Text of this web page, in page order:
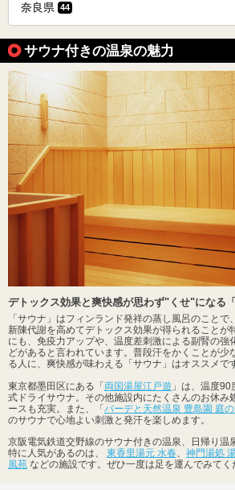
奈良県 44
サウナ付きの温泉の魅力
デトックス効果と爽快感が思わず"くせ"になる「
「サウナ」はフィンランド発祥の蒸し風呂のことで
新陳代謝を高めてデトックス効果が得られることが
にも、免疫力アップや、温度差刺激による副腎の強
どがあると言われています。普段汗をかくことが少
る人に、爽快感が味わえる「サウナ」はオススメで
東京都墨田区にある「両国湯屋江戸遊 」は、温度
式ドライサウナ。その他施設内にたくさんのお休み
ースも充実。また、「バーデと天然温泉 豊島園 庭
のサウナで心地よい刺激と発汗を楽しめます。
京阪電気鉄道交野線のサウナ付きの温泉、日帰り温
特に人気があるのは、 東香里湯元 水春 神門湯処
風苑 などの施設です。ぜひ一度は足を運んでみてく